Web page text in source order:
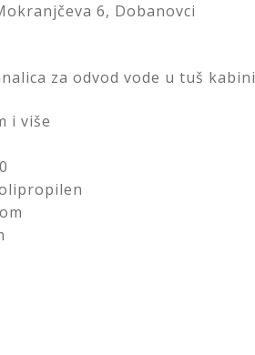
6, Dobanovci
za odvod vode u tuš kabini
i više